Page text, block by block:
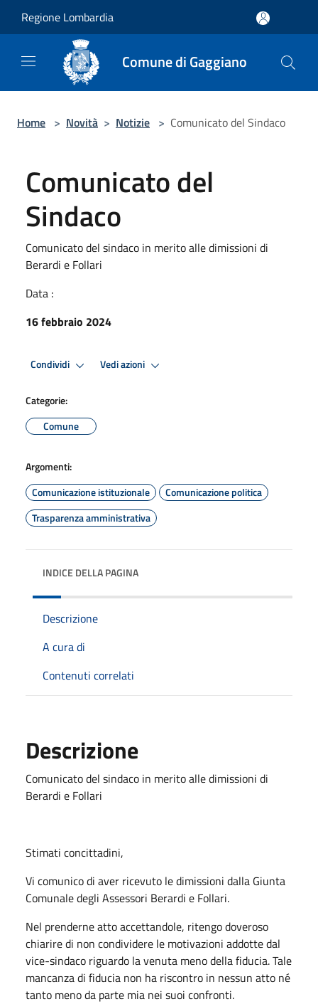
Regione Lombardia
Comune di Gaggiano
Home > Novità > Notizie > Comunicato del Sindaco
Comunicato del
Sindaco
Comunicato del sindaco in merito alle dimissioni di
Berardi e Follari
Data :
16 febbraio 2024
Condividi Vedi azioni
Categorie:
Comune
Argomenti:
Comunicazione istituzionale
Comunicazione politica
Trasparenza amministrativa
INDICE DELLA PAGINA
Descrizione
A cura di
Contenuti correlati
Descrizione
Comunicato del sindaco in merito alle dimissioni di
Berardi e Follari
Stimati concittadini,
Vi comunico di aver ricevuto le dimissioni dalla Giunta
Comunale degli Assessori Berardi e Follari.
Nel prenderne atto accettandole, ritengo doveroso
chiarire di non condividere le motivazioni addotte dal
vice-sindaco riguardo la venuta meno della fiducia. Tale
mancanza di fiducia non ha riscontro in nessun atto né
tanto meno da parte mia nei suoi confronti.